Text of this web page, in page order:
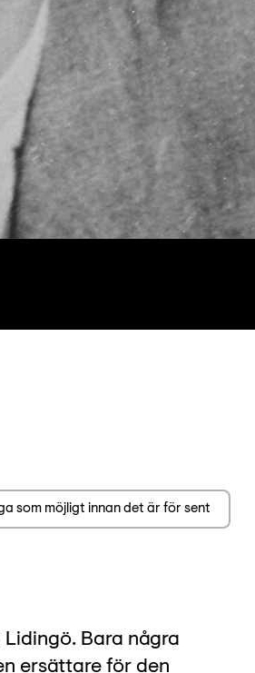
som möjligt innan det är för sent
Lidingö. Bara några
ersättare för den